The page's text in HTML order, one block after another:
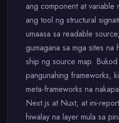
ang component at variable
ang tool ng structural
umaasa sa readable
gumagana sa mga sites na
ship ng source map.
pangunahing frameworks,
meta-frameworks na
Next.js at Nuxt, at ini-
hiwalay na layer mula sa